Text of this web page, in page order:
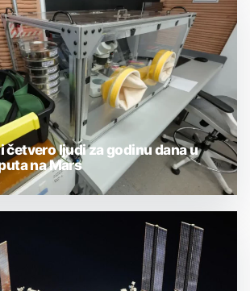
četvero ljudi za godinu dana u
na Mars